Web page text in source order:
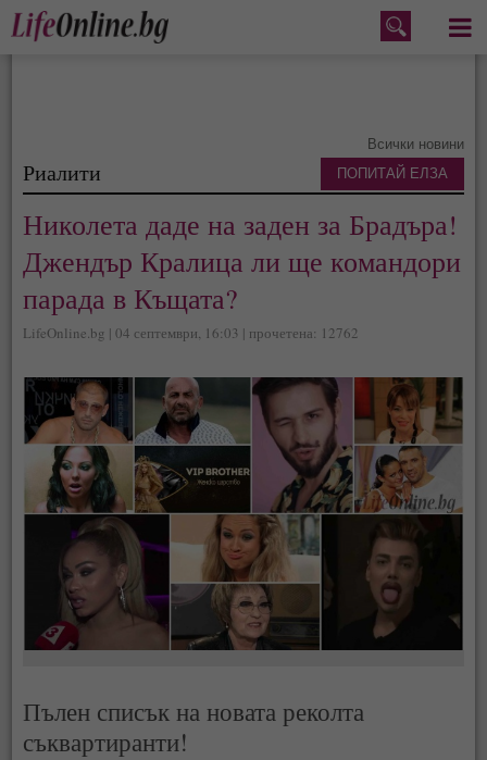
Меню
Всички новини
Риалити
Николета даде на заден за Брадъра!
Джендър Кралица ли ще командори
парада в Къщата?
LifeOnline.bg | 04 септември, 16:03 | прочетена: 12762
Пълен списък на новата реколта
съквартиранти!
ПОПИТАЙ ЕЛЗА